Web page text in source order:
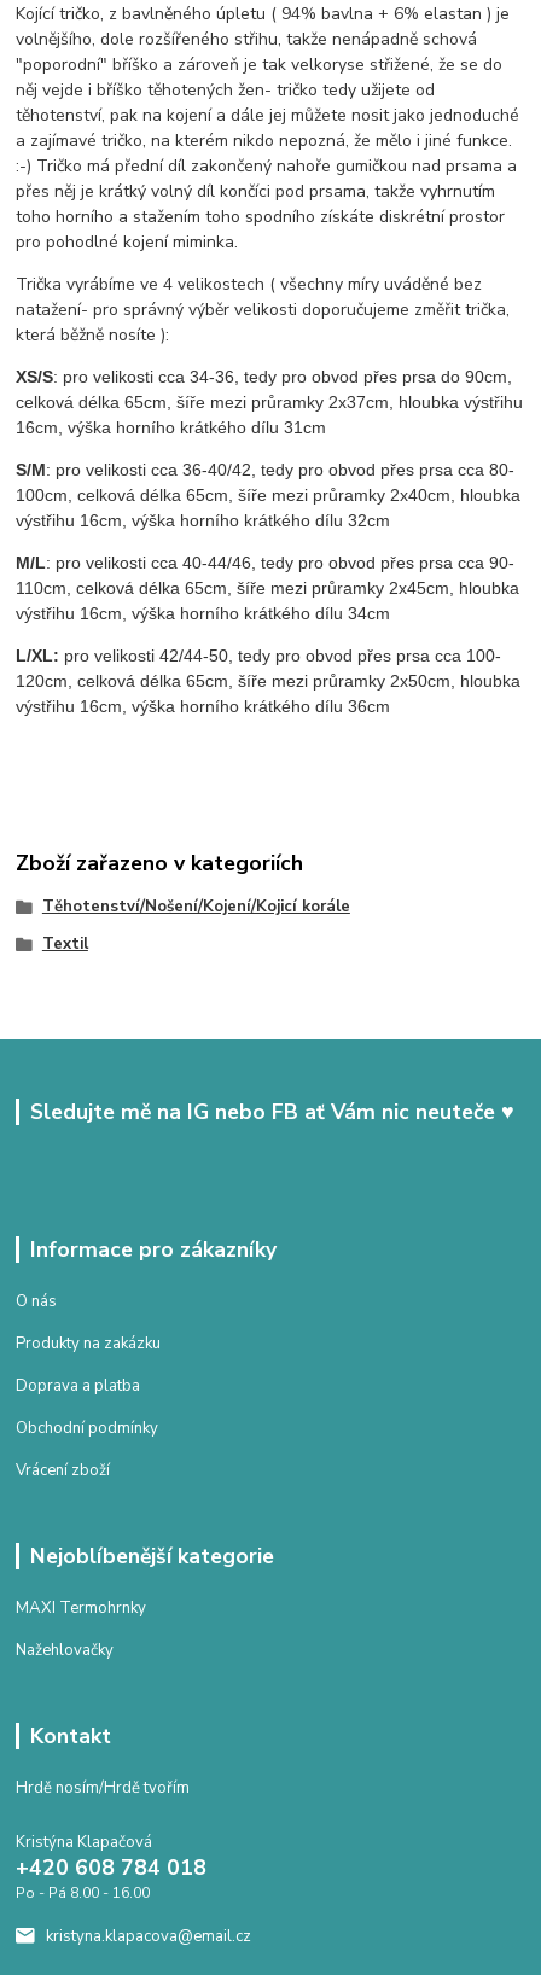
Kojící tričko, z bavlněného úpletu ( 94% bavlna + 6% elastan ) je
volnějšího, dole rozšířeného střihu, takže nenápadně schová
"poporodní" bříško a zároveň je tak velkoryse střižené, že se do
něj vejde i bříško těhotených žen- tričko tedy užijete od
těhotenství, pak na kojení a dále jej můžete nosit jako jednoduché
a zajímavé tričko, na kterém nikdo nepozná, že mělo i jiné funkce.
:-) Tričko má přední díl zakončený nahoře gumičkou nad prsama a
přes něj je krátký volný díl končíci pod prsama, takže vyhrnutím
toho horního a stažením toho spodního získáte diskrétní prostor
pro pohodlné kojení miminka.
Trička vyrábíme ve 4 velikostech ( všechny míry uváděné bez
natažení- pro správný výběr velikosti doporučujeme změřit trička,
která běžně nosíte ):
XS/S: pro velikosti cca 34-36, tedy pro obvod přes prsa do 90cm,
celková délka 65cm, šíře mezi průramky 2x37cm, hloubka výstřihu
16cm, výška horního krátkého dílu 31cm
S/M: pro velikosti cca 36-40/42, tedy pro obvod přes prsa cca 80-
100cm, celková délka 65cm, šíře mezi průramky 2x40cm, hloubka
výstřihu 16cm, výška horního krátkého dílu 32cm
M/L: pro velikosti cca 40-44/46, tedy pro obvod přes prsa cca 90-
110cm, celková délka 65cm, šíře mezi průramky 2x45cm, hloubka
výstřihu 16cm, výška horního krátkého dílu 34cm
L/XL: pro velikosti 42/44-50, tedy pro obvod přes prsa cca 100-
120cm, celková délka 65cm, šíře mezi průramky 2x50cm, hloubka
výstřihu 16cm, výška horního krátkého dílu 36cm
Zboží zařazeno v kategoriích
Těhotenství/Nošení/Kojení/Kojicí korále
Textil
Sledujte mě na IG nebo FB ať Vám nic neuteče ♥
Informace pro zákazníky
O nás
Produkty na zakázku
Doprava a platba
Obchodní podmínky
Vrácení zboží
Nejoblíbenější kategorie
MAXI Termohrnky
Nažehlovačky
Kontakt
Hrdě nosím/Hrdě tvořím
Kristýna Klapačová
+420 608 784 018
Po - Pá 8.00 - 16.00
kristyna.klapacova@email.cz